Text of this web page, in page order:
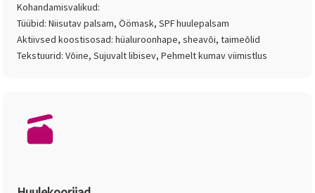
Kohandamisvalikud:
Tüübid: Niisutav palsam, Öömask, SPF huulepalsam
Aktiivsed koostisosad: hüaluroonhape, sheavõi, taimeõlid
Tekstuurid: Võine, Sujuvalt libisev, Pehmelt kumav viimistlus